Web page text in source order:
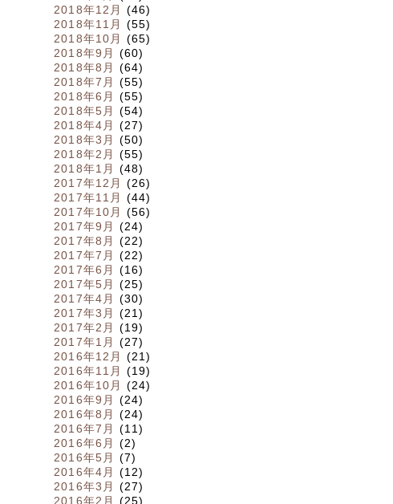
2018年12月
(46)
2018年11月
(55)
2018年10月
(65)
2018年9月
(60)
2018年8月
(64)
2018年7月
(55)
2018年6月
(55)
2018年5月
(54)
2018年4月
(27)
2018年3月
(50)
2018年2月
(55)
2018年1月
(48)
2017年12月
(26)
2017年11月
(44)
2017年10月
(56)
2017年9月
(24)
2017年8月
(22)
2017年7月
(22)
2017年6月
(16)
2017年5月
(25)
2017年4月
(30)
2017年3月
(21)
2017年2月
(19)
2017年1月
(27)
2016年12月
(21)
2016年11月
(19)
2016年10月
(24)
2016年9月
(24)
2016年8月
(24)
2016年7月
(11)
2016年6月
(2)
2016年5月
(7)
2016年4月
(12)
2016年3月
(27)
2016年2月
(25)